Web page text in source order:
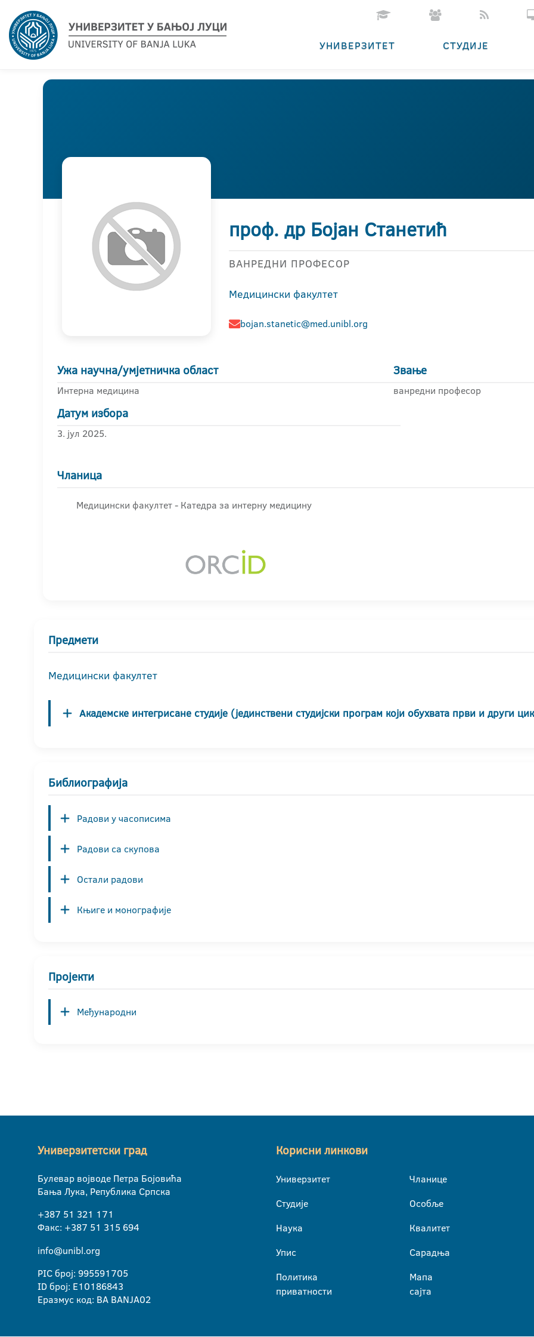
УНИВЕРЗИТЕТ СТУДИЈЕ
проф. др Бојан Станетић
ВАНРЕДНИ ПРОФЕСОР
Медицински факултет
bojan.stanetic@med.unibl.org
Ужа научна/умјетничка област
Интерна медицина
Звање
ванредни професор
Датум избора
3. јул 2025.
Чланица
Медицински факултет - Катедра за интерну медицину
Предмети
Медицински факултет
Академске интегрисане студије (јединствени студијски програм који обухвата први и други
Библиографија
Радови у часописима
Радови са скупова
Остали радови
Књиге и монографије
Пројекти
Међународни
Универзитетски град
Булевар војводе Петра Бојовића
Бања Лука, Република Српска
+387 51 321 171
Факс: +387 51 315 694
info@unibl.org
PIC број: 995591705
ID број: E10186843
Еразмус код: BA BANJA02
Корисни линкови
Универзитет
Студије
Наука
Упис
Политика
приватности
Чланице
Особље
Квалитет
Сарадња
Мапа
сајта